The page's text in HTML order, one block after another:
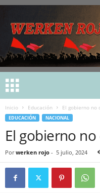
Inicio Educación El gobierno no
EDUCACIÓN NACIONAL
El gobierno
Por werken rojo - 5 julio, 2024